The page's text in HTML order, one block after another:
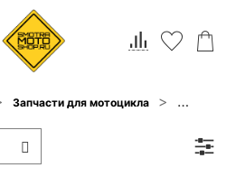
Запчасти для мотоцикла Запчасти